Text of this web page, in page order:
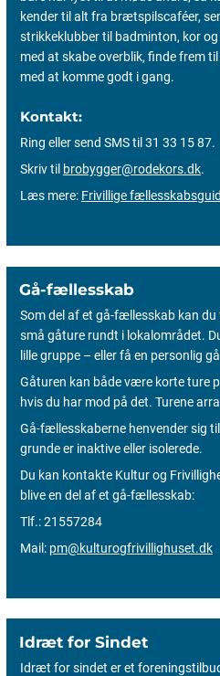
kender til alt fra brætspilscaféer,
strikkeklubber til badminton, kor
med at skabe overblik, finde frem
med at komme godt i gang.
Kontakt:
Ring eller send SMS til 31 33 15 87.
Skriv til brobygger@rodekors.dk.
Læs mere: Frivillige
Gå-fællesskab
Som del af et gå-fællesskab kan du
små gåture rundt i lokalområdet.
lille gruppe – eller få en personlig
Gåturen kan både være korte ture
hvis du har mod på det. Turene
Gå-fællesskaberne henvender sig
grunde er inaktive eller isolerede.
Du kan kontakte Kultur og
blive en del af et gå-fællesskab:
Tlf.: 21557284
Mail: pm@kulturogfrivillighuset.dk
Idræt for Sindet
Idræt for sindet er et